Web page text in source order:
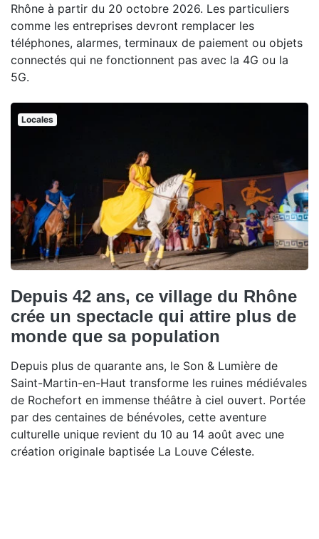
Rhône à partir du 20 octobre 2026. Les particuliers
comme les entreprises devront remplacer les
téléphones, alarmes, terminaux de paiement ou objets
connectés qui ne fonctionnent pas avec la 4G ou la
5G.
Locales
Depuis 42 ans, ce village du Rhône
crée un spectacle qui attire plus de
monde que sa population
Depuis plus de quarante ans, le Son & Lumière de
Saint-Martin-en-Haut transforme les ruines médiévales
de Rochefort en immense théâtre à ciel ouvert. Portée
par des centaines de bénévoles, cette aventure
culturelle unique revient du 10 au 14 août avec une
création originale baptisée La Louve Céleste.